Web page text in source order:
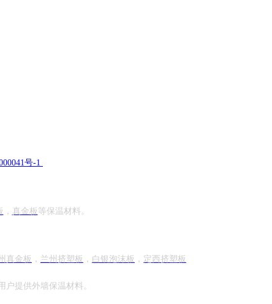
号-1
， 真金板 等保温材料。
真金板 ， 兰州挤塑板 ， 白银泡沫板 ， 定西挤塑板
户提供外墙保温材料。